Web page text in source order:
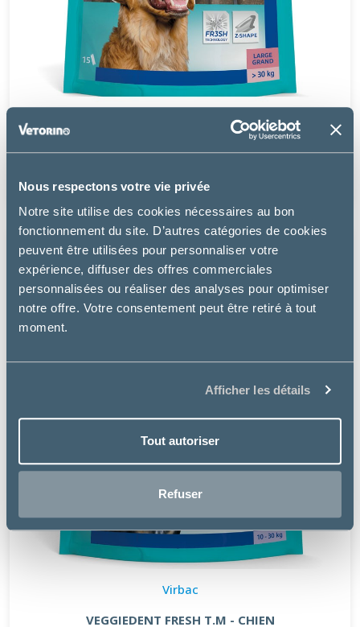
Nous respectons votre vie privée
Notre site utilise des cookies nécessaires au bon
fonctionnement du site. D’autres catégories de cookies
peuvent être utilisées pour personnaliser votre
expérience, diffuser des offres commerciales
personnalisées ou réaliser des analyses pour optimiser
notre offre. Votre consentement peut être retiré à tout
moment.
Afficher les détails
Tout autoriser
Refuser
VEGGIEDENT FRESH T.L - CHIEN
16.49 €
Virbac
VEGGIEDENT FRESH T.M - CHIEN